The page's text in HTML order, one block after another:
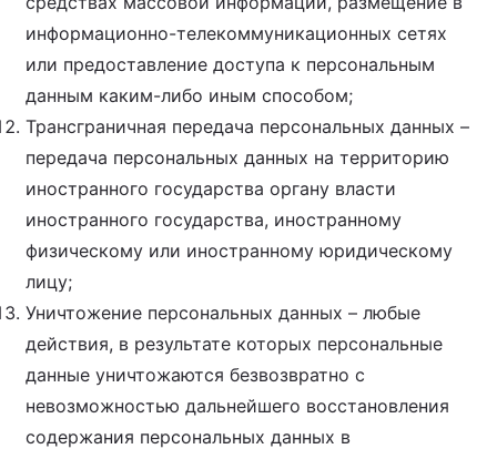
информационно-телекоммуникационных сетях
или предоставление доступа к персональным
данным каким-либо иным способом;
Трансграничная передача персональных данных –
передача персональных данных на территорию
иностранного государства органу власти
иностранного государства, иностранному
физическому или иностранному юридическому
лицу;
Уничтожение персональных данных – любые
действия, в результате которых персональные
данные уничтожаются безвозвратно с
невозможностью дальнейшего восстановления
содержания персональных данных в